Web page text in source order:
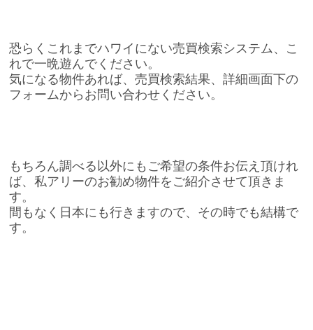
恐らくこれまでハワイにない売買検索システム、こ
れで一晩遊んでください。
気になる物件あれば、売買検索結果、詳細画面下の
フォームからお問い合わせください。
もちろん調べる以外にもご希望の条件お伝え頂けれ
ば、私アリーのお勧め物件をご紹介させて頂きま
す。
間もなく日本にも行きますので、その時でも結構で
す。